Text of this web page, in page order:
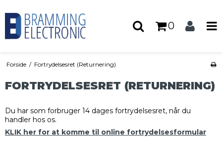
0
Forside / Fortrydelsesret (Returnering)
FORTRYDELSESRET (RETURNERING)
Du har som forbruger 14 dages fortrydelsesret, når du
handler hos os.
KLIK her for at komme til online fortrydelsesformular